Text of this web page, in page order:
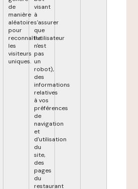
de
manière
aléatoire
pour
reconnaître
les
visiteurs
uniques.
visant
à
s'assurer
que
l'utilisateur
n'est
pas
un
robot),
des
informations
relatives
à vos
préférences
de
navigation
et
d'utilisation
du
site,
des
pages
du
restaurant